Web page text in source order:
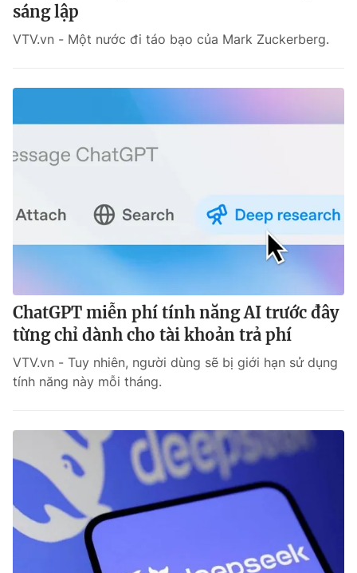
sáng lập
VTV.vn - Một nước đi táo bạo của Mark Zuckerberg.
ChatGPT miễn phí tính năng AI trước đây
từng chỉ dành cho tài khoản trả phí
VTV.vn - Tuy nhiên, người dùng sẽ bị giới hạn sử dụng
tính năng này mỗi tháng.